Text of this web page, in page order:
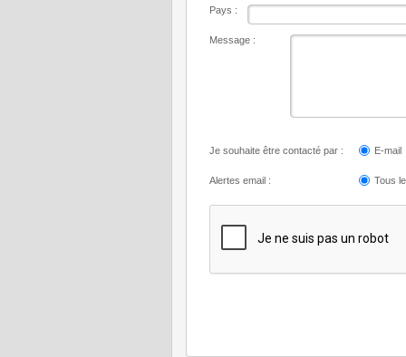
Pays :
Message :
Je souhaite être contacté par : E-mail
Alertes email : Tous